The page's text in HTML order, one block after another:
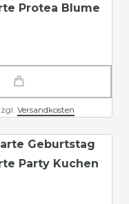
Protea Blume
Versandkosten
Geburtstag
Party Kuchen